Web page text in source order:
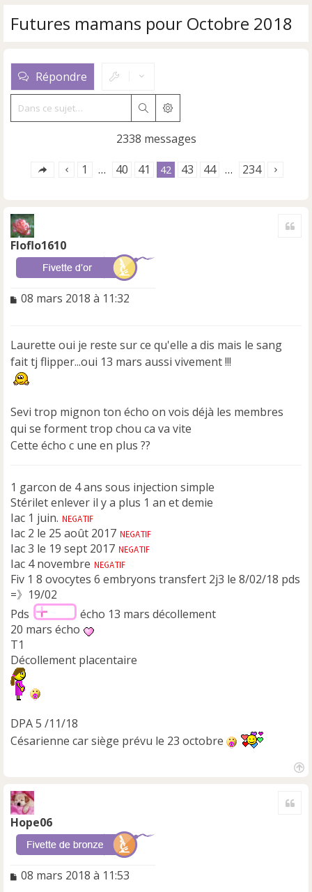
Futures mamans pour Octobre 2018
Répondre
RechercherRecherche avancée
2338 messages
1 … 40 41 42 43 44 … 234
Floflo1610
M
a
g
e
n
n
l
u
08 mars 2018 à 11:32
Laurette oui je reste sur ce qu'elle a dis mais le sang
fait tj flipper...oui 13 mars aussi vivement !!!
Sevi trop mignon ton écho on vois déjà les membres
qui se forment trop chou ca va vite
Cette écho c une en plus ??
1 garcon de 4 ans sous injection simple
Stérilet enlever il y a plus 1 an et demie
Iac 1 juin.
Iac 2 le 25 août 2017
Iac 3 le 19 sept 2017
Iac 4 novembre
Fiv 1 8 ovocytes 6 embryons transfert 2j3 le 8/02/18 pds
=》19/02
Pds
écho 13 mars décollement
20 mars écho
T1
Décollement placentaire
DPA 5 /11/18
Césarienne car siège prévu le 23 octobre
Hope06
M
08 mars 2018 à 11:53